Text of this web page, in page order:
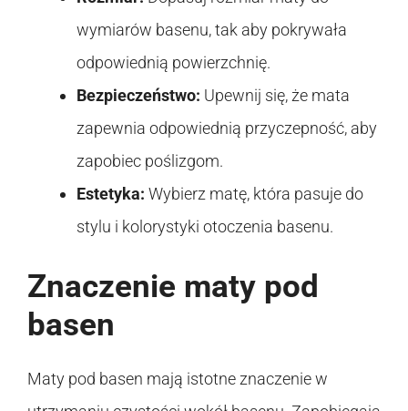
wymiarów basenu, tak aby pokrywała
odpowiednią powierzchnię.
Bezpieczeństwo: Upewnij się, że mata
zapewnia odpowiednią przyczepność, aby
zapobiec poślizgom.
Estetyka: Wybierz matę, która pasuje do
stylu i kolorystyki otoczenia basenu.
Znaczenie maty pod
basen
Maty pod basen mają istotne znaczenie w